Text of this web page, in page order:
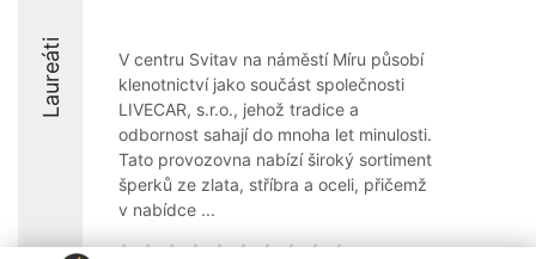
Laureáti
V centru Svitav na náměstí Míru působí
klenotnictví jako součást společnosti
LIVECAR, s.r.o., jehož tradice a
odbornost sahají do mnoha let minulosti.
Tato provozovna nabízí široký sortiment
šperků ze zlata, stříbra a oceli, přičemž
v nabídce ...